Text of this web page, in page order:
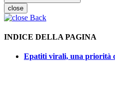
close
Back
INDICE DELLA PAGINA
Epatiti virali, una priorità